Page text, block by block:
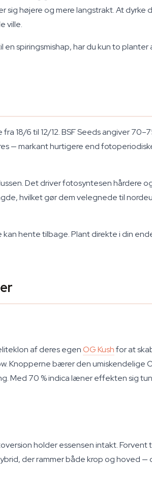
sig højere og mere langstrakt. At dyrke
ville.
spiringsmishap, har du kun to
18/6 til 12/12. BSF Seeds angiver
— markant hurtigere end
Det driver fotosyntesen hårdere
hvilket gør dem velegnede til
hente tilbage. Plant direkte i din
af deres egenOG Kushfor at
Knopperne bærer den umiskendelige
Med 70 % indica læner effekten sig
holder essensen intakt.
der rammer både krop og hoved —